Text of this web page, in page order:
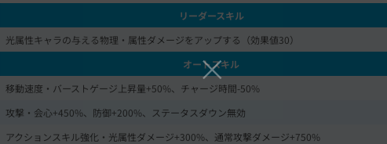
リーダースキル
光属性キャラの与える物理・属性ダメージをアップする（効果値30）
オートスキル
移動速度・バーストゲージ上昇量+50%、チャージ時間-50%
攻撃・会心+450%、防御+200%、ステータスダウン無効
アクションスキル強化・光属性ダメージ+300%、通常攻撃ダメージ+750%